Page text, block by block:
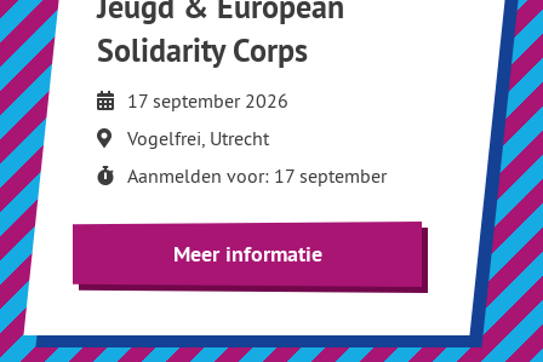
Solidarity Corps
17 september 2026
Vogelfrei, Utrecht
Aanmelden voor: 17 september
Meer informatie